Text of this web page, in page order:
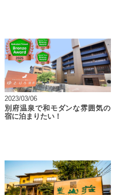
2023/03/06
別府温泉で和モダンな雰囲気の
宿に泊まりたい！